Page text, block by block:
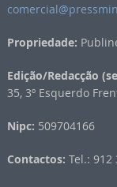
Propriedade:
Edição/Redacção
35, 3º Esquerdo
Nipc: 509704166
Contactos: Tel.: 912